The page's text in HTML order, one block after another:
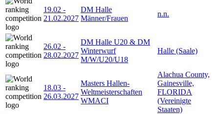
19.02 -
21.02.2027
DM Halle
Männer/Frauen
n.n.
26.02 -
28.02.2027
DM Halle U20 & DM
Winterwurf
M/W/U20/U18
Halle (Saale)
18.03 -
26.03.2027
Masters Hallen-
Weltmeisterschaften
WMACI
Alachua County,
Gainesville,
FLORIDA
(Vereinigte
Staaten)